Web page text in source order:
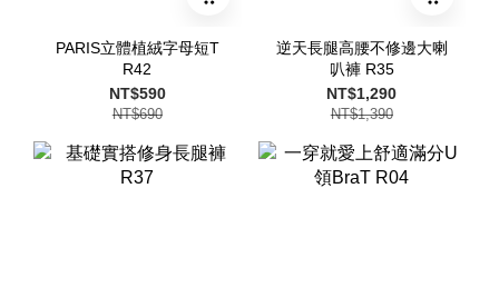
PARIS立體植絨字母短T
R42
NT$590
NT$690
逆天長腿高腰不修邊大喇
叭褲 R35
NT$1,290
NT$1,390